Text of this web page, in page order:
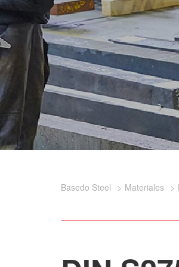
Basedo Steel Materiales